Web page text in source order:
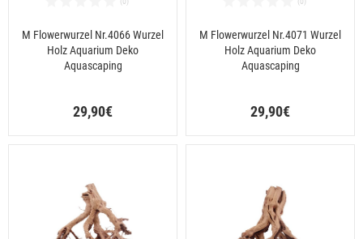
M Flowerwurzel Nr.4066 Wurzel
Holz Aquarium Deko
Aquascaping
29,90€
M Flowerwurzel Nr.4071 Wurzel
Holz Aquarium Deko
Aquascaping
29,90€